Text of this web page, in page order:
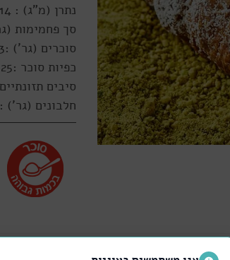
נתרן (מ"ג) : 214
סך פחמימות
סוכרים (גר') :13
כפיות סוכר :3.25
סיבים
חלבונים (גר') : 6.1